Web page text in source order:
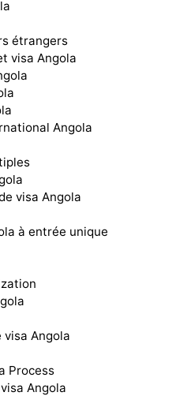
étrangers
visa Angola
Angola
visa Angola
à entrée unique
visa Angola
Process
Angola